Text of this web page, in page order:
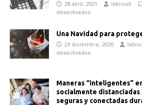
28 abril, 2021 latinosb
desactivados
Una Navidad para
24 diciembre, 2020
desactivados
Maneras “inteligentes”
socialmente
seguras y conectadas